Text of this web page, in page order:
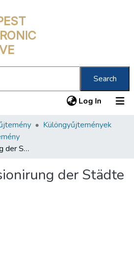
Search
Log In (current)
Különgyűjtemények
Die Approvisionirung der Städte
der Städte